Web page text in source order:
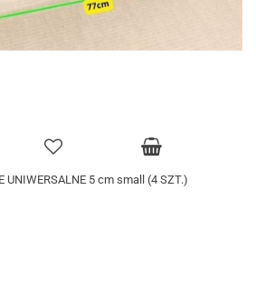
UNIWERSALNE 5 cm small (4 SZT.)